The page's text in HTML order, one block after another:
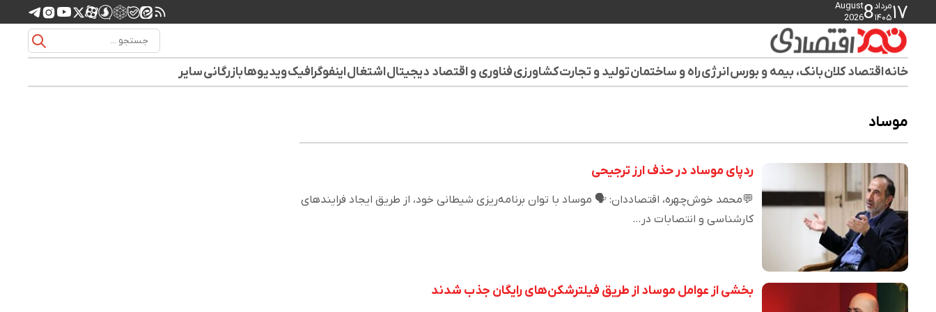
۱۷مرداد
۱۴۰۵8
August
2026
خانهاقتصاد کلانبانک، بیمه و بورسانرژیراه و ساختمانتولید و تجارتکشاورزیفناوری و اقتصاد دیجیتالاشتغالاینفوگرافیکویدیوهابازرگانیسایر
موساد
ردپای موساد در حذف ارز ترجیحی
💬محمد خوش‌چهره، اقتصاددان: 🗣️ موساد با توان برنامه‌ریزی شیطانی خود، از طریق ایجاد فرایندهای
کارشناسی و انتصابات در…
بخشی از عوامل موساد از طریق فیلترشکن‌های رایگان جذب شدند